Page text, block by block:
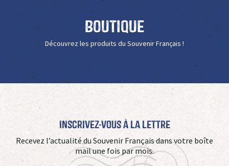
Boutique
Découvrez les produits du Souvenir Français !
Inscrivez-vous à La Lettre
Recevez l’actualité du Souvenir Français dans votre boîte
mail une fois par mois.